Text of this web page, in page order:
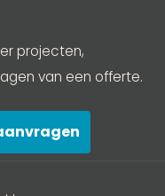
projecten,
van een offerte.